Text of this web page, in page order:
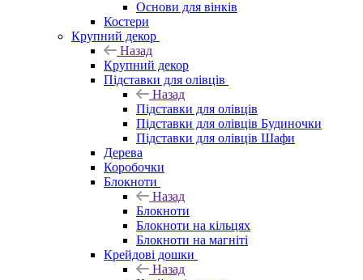
Основи для вінків
Костери
Крупний декор
Назад
Крупний декор
Підставки для олівців
Назад
Підставки для олівців
Підставки для олівців Будиночки
Підставки для олівців Шафи
Дерева
Коробочки
Блокноти
Назад
Блокноти
Блокноти на кільцях
Блокноти на магніті
Крейдові дошки
Назад